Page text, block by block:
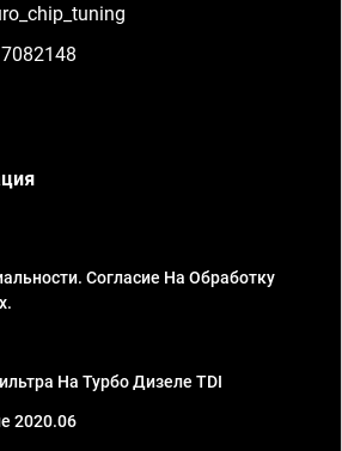
Согласие На Обработку
На Турбо Дизеле TDI
2020.06